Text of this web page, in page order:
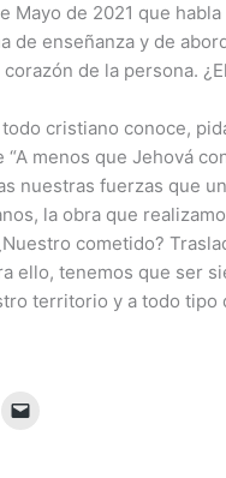
Mayo de 2021 que
de enseñanza y de
de la persona.
cristiano conoce,
“A menos que Jehová
nuestras fuerzas que
la obra que
cometido?
ello, tenemos que ser
territorio y a todo tipo